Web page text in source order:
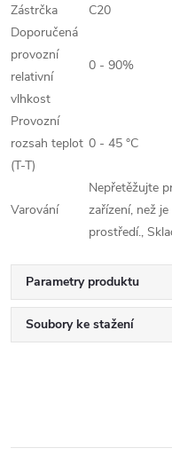
Zástrčka
C20
Doporučená
provozní
relativní
vlhkost
0 - 90%
Provozní
rozsah teplot
(T-T)
0 - 45 °C
Varování
Nepřetěžujte
zařízení, než
prostředí.,
Parametry produktu
Soubory ke stažení